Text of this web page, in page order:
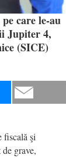
care le-au
Jupiter 4,
(SICE)
fiscală şi
grave,